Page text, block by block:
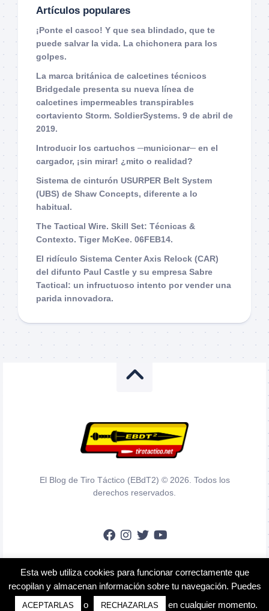
Artículos populares
¡Ponte el casco! Y que sea blindado, que te
puede salvar la vida. La chichonera para los
golpes.
La marca británica de calcetines técnicos
Bridgedale presenta su nueva línea de
calcetines impermeables transpirables
cortaviento Storm. SoldierSystems. 9 de abril de
2019.
Introducir los cartuchos ─municionar─ en el
cargador, ¡sin mirar! ¿mito o realidad?
Sistema de cinturón USURPER Belt System
(UBS) de Shaw Concepts, diferente a lo
habitual.
The Tactical Wire. Skill Set: Técnicas &
Contexto. Tiger McKee. 06FEB14.
El ridículo Sistema Center Axis Relock (CAR)
del difunto Paul Castle y su empresa Sabre
Tactical: un infructuoso intento por vender una
parida innovadora.
El Blog de Tiro Táctico (EBdT2) © 2026. Todos los
derechos reservados.
Esta web utiliza cookies para funcionar correctamente que
recopilan y almacenan información sobre tu navegación. Puedes
ACEPTARLAS o RECHAZARLAS en cualquier momento.
En calidad de Afiliado de Amazon, obtengo ingresos por las compras
adscritas que cumplen los requisitos aplicables.